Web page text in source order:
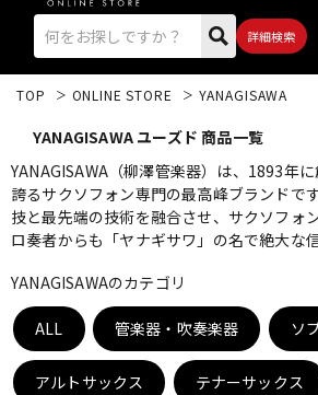
詳細検索
エレキギター
ドラム
TOP ONLINE STORE YANAGISAWA
YANAGISAWA ユーズド 商品一覧
YANAGISAWA（柳澤管楽器）は、1893年
誇るサクソフォン専門の最高峰ブランドで
技と最先端の技術を融合させ、サクソフォ
ロ奏者からも「ヤナギサワ」の名で絶大な
YANAGISAWAのカテゴリ
ALL 管楽器・吹奏楽器 ソ
アルトサックス テナーサックス